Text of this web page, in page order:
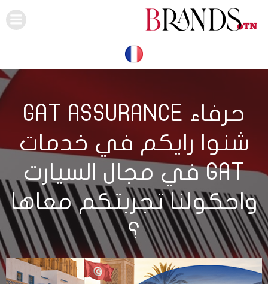
حرفاء GAT ASSURANCE
شنوا رايكم في خدمات
GAT في مجال السيارت
واحكولنا تجربتكم معاها
؟